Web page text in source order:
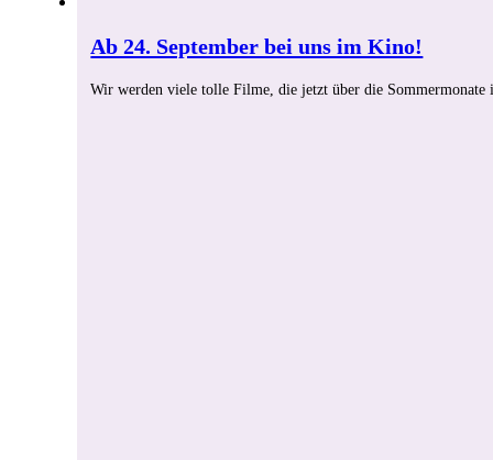
Ab 24. September bei uns im Kino!
Wir werden viele tolle Filme, die jetzt über die